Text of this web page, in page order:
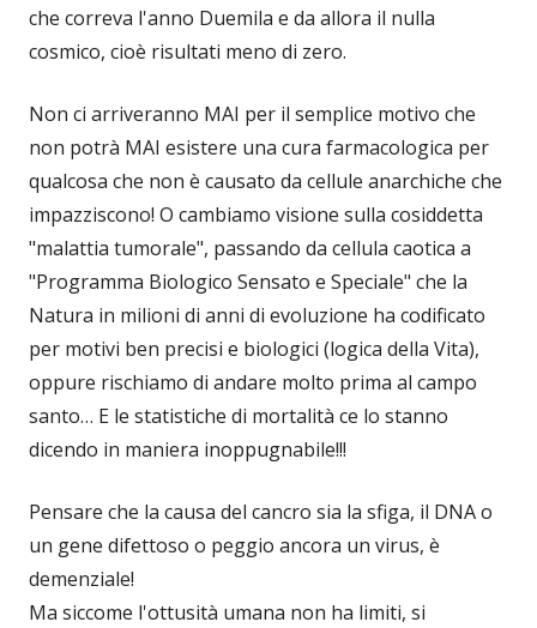
che correva l'anno Duemila e da allora il nulla
cosmico, cioè risultati meno di zero.
Non ci arriveranno MAI per il semplice motivo che
non potrà MAI esistere una cura farmacologica per
qualcosa che non è causato da cellule anarchiche che
impazziscono! O cambiamo visione sulla cosiddetta
"malattia tumorale", passando da cellula caotica a
"Programma Biologico Sensato e Speciale" che la
Natura in milioni di anni di evoluzione ha codificato
per motivi ben precisi e biologici (logica della Vita),
oppure rischiamo di andare molto prima al campo
santo… E le statistiche di mortalità ce lo stanno
dicendo in maniera inoppugnabile!!!
Pensare che la causa del cancro sia la sfiga, il DNA o
un gene difettoso o peggio ancora un virus, è
demenziale!
Ma siccome l'ottusità umana non ha limiti, si